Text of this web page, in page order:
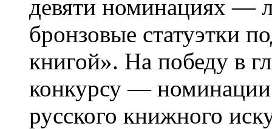
девяти номинациях —
бронзовые статуэтки
книгой». На победу в
конкурсу —
русского книжного